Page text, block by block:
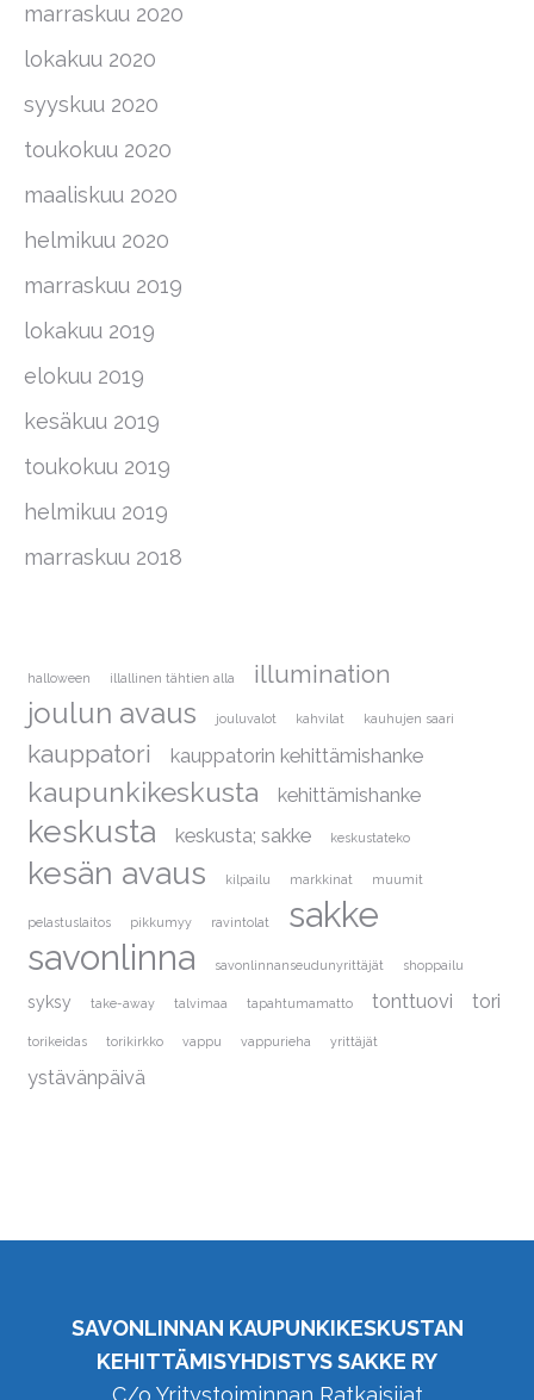
marraskuu 2020
lokakuu 2020
syyskuu 2020
toukokuu 2020
maaliskuu 2020
helmikuu 2020
marraskuu 2019
lokakuu 2019
elokuu 2019
kesäkuu 2019
toukokuu 2019
helmikuu 2019
marraskuu 2018
halloween illallinen tähtien alla illumination
joulun avaus jouluvalot kahvilat kauhujen saari
kauppatori kauppatorin kehittämishanke
kaupunkikeskusta kehittämishanke
keskusta keskusta; sakke keskustateko
kesän avaus kilpailu markkinat muumit
pelastuslaitos pikkumyy ravintolat
sakke
savonlinna
savonlinnanseudunyrittäjät shoppailu
syksy take-away talvimaa tapahtumamatto tonttuovi tori
torikeidas torikirkko vappu vappurieha yrittäjät
ystävänpäivä
SAVONLINNAN KAUPUNKIKESKUSTAN
KEHITTÄMISYHDISTYS SAKKE RY
C/o Yritystoiminnan Ratkaisijat